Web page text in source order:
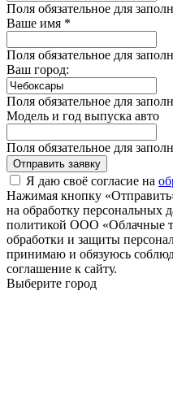
Поля обязательное для
Ваше имя *
Поля обязательное для
Ваш город:
Поля обязательное для
Модель и год выпуска авто
Поля обязательное для
Отправить заявку
Я даю своё согласие на
Нажимая кнопку
на обработку персональных
политикой ООО «Облачные
обработки и защиты
принимаю и обязуюсь
соглашение к сайту.
Выберите город